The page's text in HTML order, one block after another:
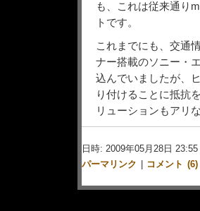
も、これは従来通り
トです。
これまでにも、交通
ナー搭載のソニー・
込んでいましたが、
り付けることに抵抗
リューションもアリ
日時: 2009年05月28日 23:55
パーマリンク
コメント (6)